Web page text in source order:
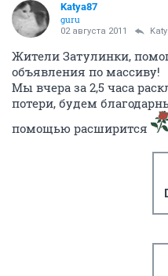
Katya87
guru
02 августа 2011
Жители Затулинки,
объявления по массиву!
Мы вчера за 2,5 часа
потери, будем
помощью расширится